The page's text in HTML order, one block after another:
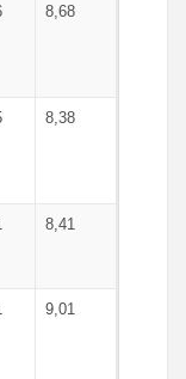
8,68
8,38
8,41
9,01